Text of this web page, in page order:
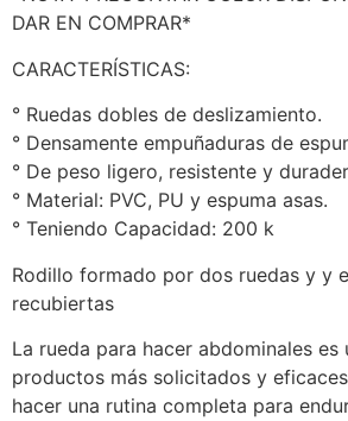
DAR EN COMPRAR*
CARACTERÍSTICAS:
° Ruedas dobles de deslizamiento.
° Densamente empuñaduras de
° De peso ligero, resistente y
° Material: PVC, PU y espuma asas.
° Teniendo Capacidad: 200 k
Rodillo formado por dos ruedas y y
recubiertas
La rueda para hacer abdominales es
productos más solicitados y
hacer una rutina completa para